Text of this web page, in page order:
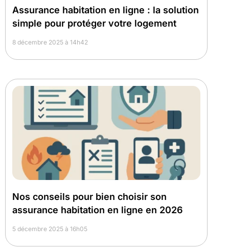
Assurance habitation en ligne : la solution
simple pour protéger votre logement
8 décembre 2025 à 14h42
Nos conseils pour bien choisir son
assurance habitation en ligne en 2026
5 décembre 2025 à 16h05